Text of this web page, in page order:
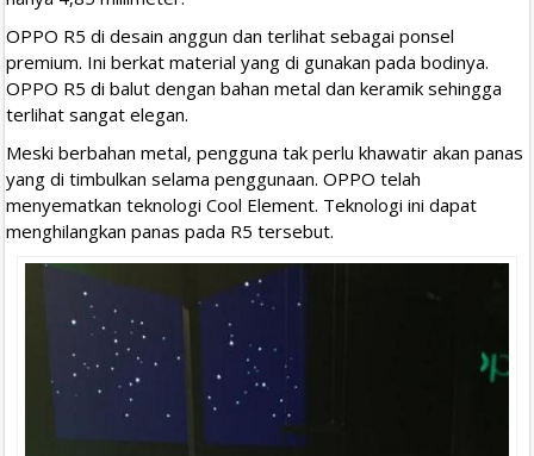
OPPO R5 di desain anggun dan terlihat sebagai ponsel
premium. Ini berkat material yang di gunakan pada bodinya.
OPPO R5 di balut dengan bahan metal dan keramik sehingga
terlihat sangat elegan.
Meski berbahan metal, pengguna tak perlu khawatir akan panas
yang di timbulkan selama penggunaan. OPPO telah
menyematkan teknologi Cool Element. Teknologi ini dapat
menghilangkan panas pada R5 tersebut.